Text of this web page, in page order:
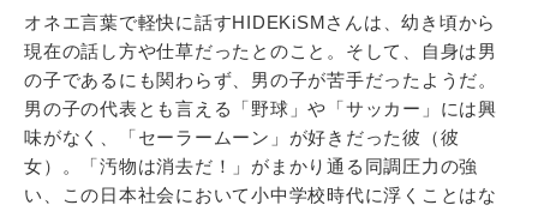
オネエ言葉で軽快に話すHIDEKiSMさんは、幼き頃から
現在の話し方や仕草だったとのこと。そして、自身は男
の子であるにも関わらず、男の子が苦手だったようだ。
男の子の代表とも言える「野球」や「サッカー」には興
味がなく、「セーラームーン」が好きだった彼（彼
女）。「汚物は消去だ！」がまかり通る同調圧力の強
い、この日本社会において小中学校時代に浮くことはな